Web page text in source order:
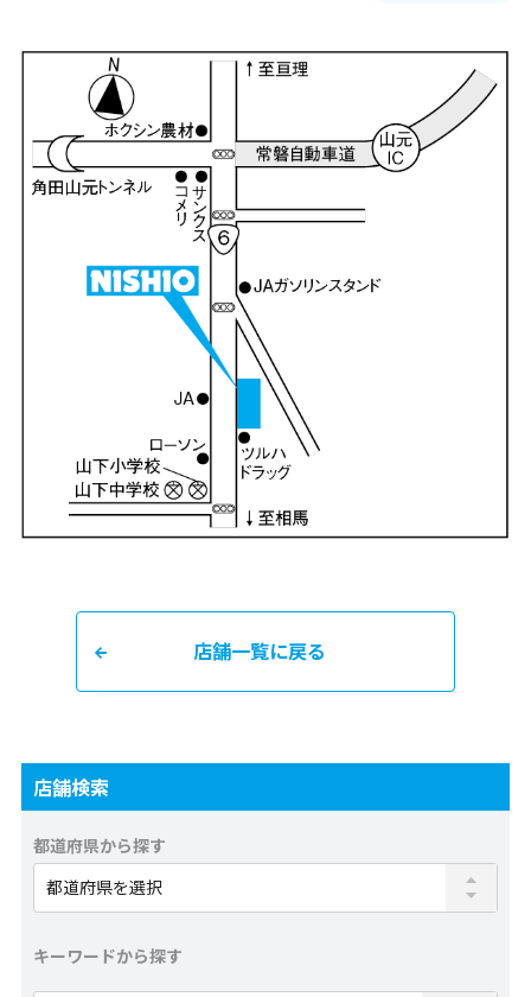
店舗一覧に戻る
店舗検索
都道府県から探す
キーワードから探す